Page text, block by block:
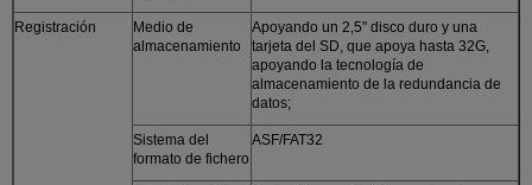
Registración
Medio de
almacenamiento
Apoyando un 2,5" disco duro y una
tarjeta del SD, que apoya hasta 32G,
apoyando la tecnología de
almacenamiento de la redundancia de
datos;
Sistema del
formato de fichero
ASF/FAT32